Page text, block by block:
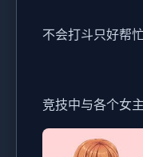
不会打斗只好帮
竞技中与各个女